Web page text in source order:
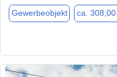
Gewerbeobjekt ca. 308,00